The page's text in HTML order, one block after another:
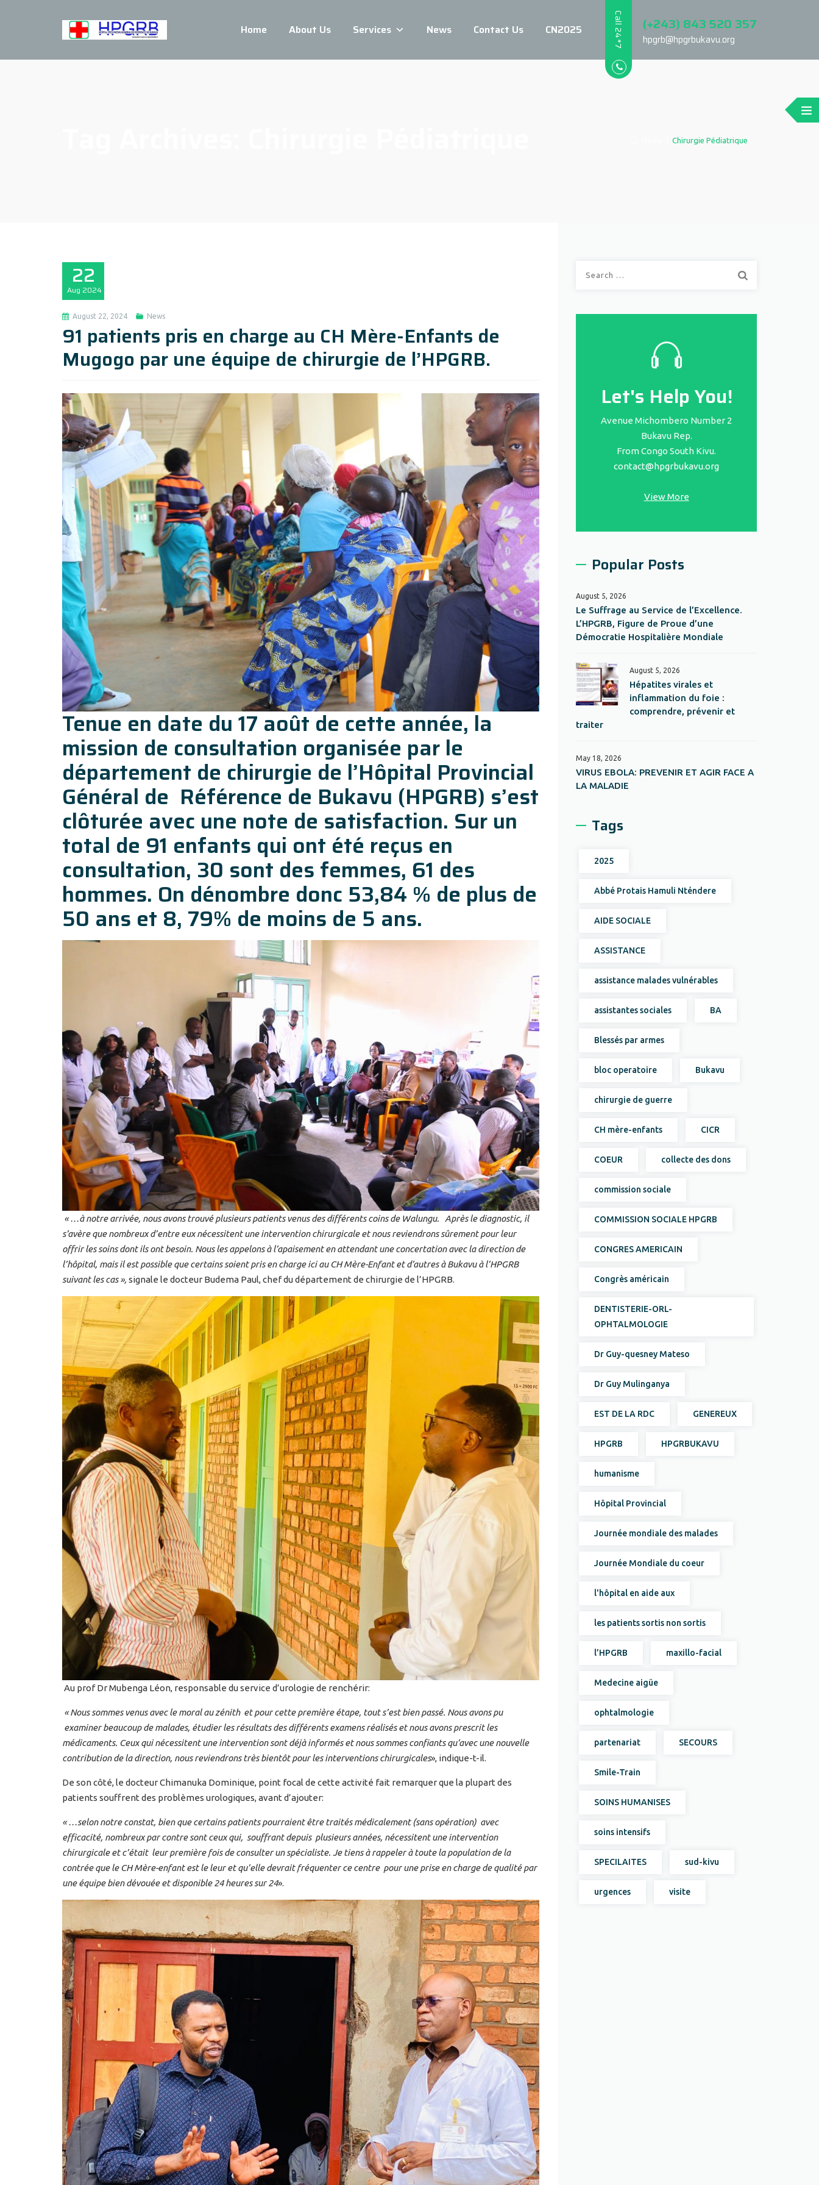
Call 24*7 (+243) 843 520 357
hpgrb@hpgrbukavu.org
Home About Us Services News Contact Us CN2025
Chirurgie Pédiatrique
22
Aug 2024
August 22, 2024 News
91 patients pris en charge au CH Mère-Enfants de
Mugogo par une équipe de chirurgie de l’HPGRB.
Tenue en date du 17 août de cette année, la
mission de consultation organisée par le
département de chirurgie de l’Hôpital Provincial
Général de Référence de Bukavu (HPGRB) s’est
clôturée avec une note de satisfaction. Sur un
total de 91 enfants qui ont été reçus en
consultation, 30 sont des femmes, 61 des
hommes. On dénombre donc 53,84 % de plus de
50 ans et 8, 79% de moins de 5 ans.
« …à notre arrivée, nous avons trouvé plusieurs patients venus des différents coins de Walungu. Après le diagnostic, il
s’avère que nombreux d’entre eux nécessitent une intervention chirurgicale et nous reviendrons sûrement pour leur
offrir les soins dont ils ont besoin. Nous les appelons à l’apaisement en attendant une concertation avec la direction de
l’hôpital, mais il est possible que certains soient pris en charge ici au CH Mère-Enfant et d’autres à Bukavu à l’HPGRB
suivant les cas », signale le docteur Budema Paul, chef du département de chirurgie de l’HPGRB.
Au prof Dr Mubenga Léon, responsable du service d’urologie de renchérir:
« Nous sommes venus avec le moral au zénith et pour cette première étape, tout s’est bien passé. Nous avons pu
examiner beaucoup de malades, étudier les résultats des différents examens réalisés et nous avons prescrit les
médicaments. Ceux qui nécessitent une intervention sont déjà informés et nous sommes confiants qu’avec une nouvelle
contribution de la direction, nous reviendrons très bientôt pour les interventions chirurgicales», indique-t-il.
De son côté, le docteur Chimanuka Dominique, point focal de cette activité fait remarquer que la plupart des
patients souffrent des problèmes urologiques, avant d’ajouter:
« …selon notre constat, bien que certains patients pourraient être traités médicalement (sans opération) avec
efficacité, nombreux par contre sont ceux qui, souffrant depuis plusieurs années, nécessitent une intervention
chirurgicale et c’était leur première fois de consulter un spécialiste. Je tiens à rappeler à toute la population de la
contrée que le CH Mère-enfant est le leur et qu’elle devrait fréquenter ce centre pour une prise en charge de qualité par
une équipe bien dévouée et disponible 24 heures sur 24».
Let's Help You!
Avenue Michombero Number 2
Bukavu Rep.
From Congo South Kivu.
contact@hpgrbukavu.org
View More
Popular Posts
August 5, 2026
Le Suffrage au Service de l’Excellence.
L’HPGRB, Figure de Proue d’une
Démocratie Hospitalière Mondiale
August 5, 2026
Hépatites virales et
inflammation du foie :
comprendre, prévenir et
traiter
May 18, 2026
VIRUS EBOLA: PREVENIR ET AGIR FACE A
LA MALADIE
Tags
2025
Abbé Protais Hamuli Nténdere
AIDE SOCIALE
ASSISTANCE
assistance malades vulnérables
assistantes sociales BA
Blessés par armes
bloc operatoire Bukavu
chirurgie de guerre
CH mère-enfants CICR
COEUR collecte des dons
commission sociale
COMMISSION SOCIALE HPGRB
CONGRES AMERICAIN
Congrès américain
DENTISTERIE-ORL-
OPHTALMOLOGIE
Dr Guy-quesney Mateso
Dr Guy Mulinganya
EST DE LA RDC GENEREUX
HPGRB HPGRBUKAVU
humanisme
Hôpital Provincial
Journée mondiale des malades
Journée Mondiale du coeur
l'hôpital en aide aux
les patients sortis non sortis
l’HPGRB maxillo-facial
Medecine aigüe
ophtalmologie
partenariat SECOURS
Smile-Train
SOINS HUMANISES
soins intensifs
SPECILAITES sud-kivu
urgences visite